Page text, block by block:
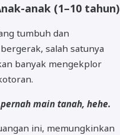
anak (1–10 tahun)
tumbuh dan
salah satunya
banyak mengekplor
main tanah, hehe.
ini, memungkinkan